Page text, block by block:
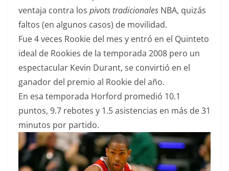
ventaja contra los pivots tradicionales NBA, quizás
faltos (en algunos casos) de movilidad.
Fue 4 veces Rookie del mes y entró en el Quinteto
ideal de Rookies de la temporada 2008 pero un
espectacular Kevin Durant, se convirtió en el
ganador del premio al Rookie del año.
En esa temporada Horford promedió 10.1
puntos, 9.7 rebotes y 1.5 asistencias en más de 31
minutos por partido.